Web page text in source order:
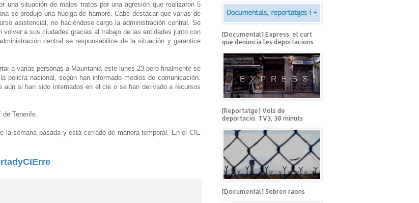
una situación de malos tratos por una agresión que realizaron 5
se produjo una huelga de hambre. Cabe destacar que varias de
asistencial, no haciéndose cargo la administración central. Se
a sus ciudades gracias al trabajo de las entidades junto con
central se responsabilice de la situación y garantice
a varias personas a Mauritania este lunes 23 pero finalmente se
policía nacional, según han informado medios de comunicación.
si han sido internados en el cie o se han derivado a recursos
de Tenerife.
la semana pasada y está cerrado de manera temporal. En el CIE
[Documental] Express, el curt
que denuncia les deportacions
[Reportatge] Vols de
deportació. TV3, 30 minuts
[Documental] Sobren raons